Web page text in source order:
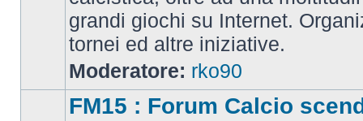
grandi giochi su Internet.
tornei ed altre iniziative.
Moderatore: rko90
FM15 : Forum Calcio